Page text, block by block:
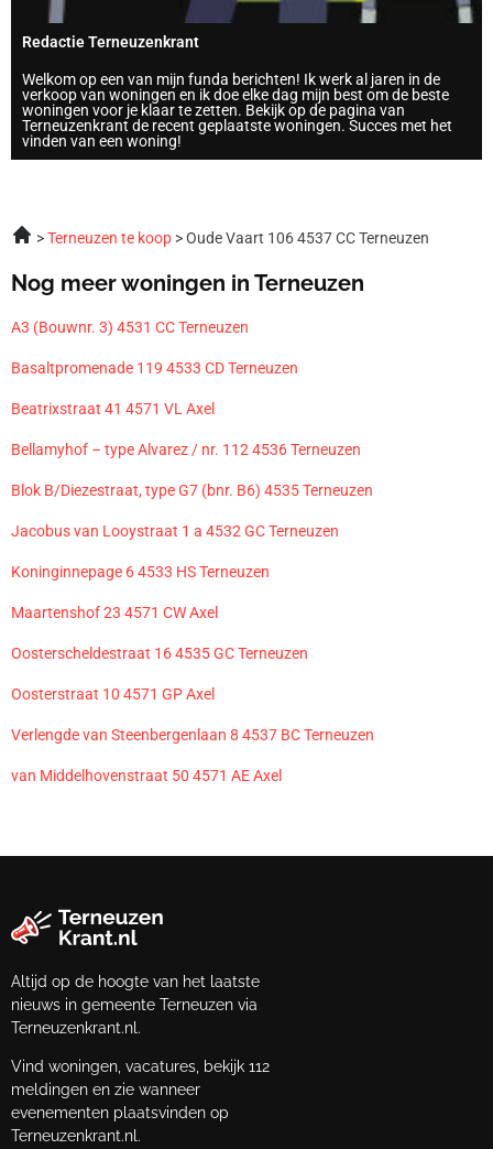
Redactie Terneuzenkrant
Welkom op een van mijn funda berichten! Ik werk al jaren in de
verkoop van woningen en ik doe elke dag mijn best om de beste
woningen voor je klaar te zetten. Bekijk op de pagina van
Terneuzenkrant de recent geplaatste woningen. Succes met het
vinden van een woning!
Terneuzen te koop Oude Vaart 106 4537 CC Terneuzen
Nog meer woningen in Terneuzen
A3 (Bouwnr. 3) 4531 CC Terneuzen
Basaltpromenade 119 4533 CD Terneuzen
Beatrixstraat 41 4571 VL Axel
Bellamyhof – type Alvarez / nr. 112 4536 Terneuzen
Blok B/Diezestraat, type G7 (bnr. B6) 4535 Terneuzen
Jacobus van Looystraat 1 a 4532 GC Terneuzen
Koninginnepage 6 4533 HS Terneuzen
Maartenshof 23 4571 CW Axel
Oosterscheldestraat 16 4535 GC Terneuzen
Oosterstraat 10 4571 GP Axel
Verlengde van Steenbergenlaan 8 4537 BC Terneuzen
van Middelhovenstraat 50 4571 AE Axel
Altijd op de hoogte van het laatste
nieuws in gemeente Terneuzen via
Terneuzenkrant.nl.
Vind woningen, vacatures, bekijk 112
meldingen en zie wanneer
evenementen plaatsvinden op
Terneuzenkrant.nl.